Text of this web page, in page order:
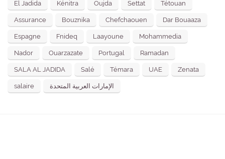
El Jadida Kénitra Oujda Settat Tétouan
Assurance Bouznika Chefchaouen Dar Bouaaza
Espagne Fnideq Laayoune Mohammedia
Nador Ouarzazate Portugal Ramadan
SALA AL JADIDA Salé Témara UAE Zenata
salaire الإمارات العربية المتحدة